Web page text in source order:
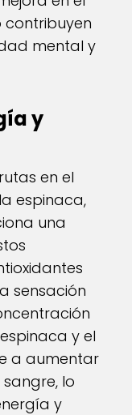
mental y
y
en el
espinaca,
una
sensación
y el
a aumentar
lo
y